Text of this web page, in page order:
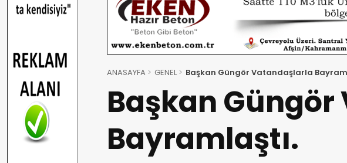
ANASAYFA GENEL Başkan Güngör Vatandaşlarla
Başkan
Bayramlaştı.